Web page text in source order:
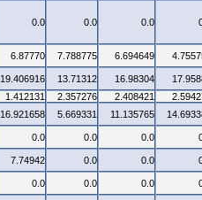
0.0 0.0 0.0
6.87770 7.788775 6.694649
19.406916 13.71312 16.98304
1.412131 2.357276 2.408421
16.921658 5.669331 11.135765
0.0 0.0 0.0
7.74942 0.0 0.0
0.0 0.0 0.0